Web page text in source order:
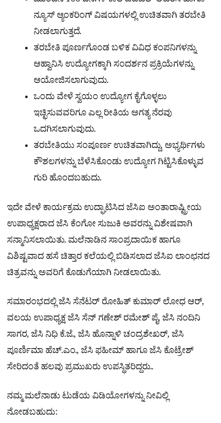
ನ್ಯೂಸ್ ಆ್ಯಂಕರಿಂಗ್ ವಿಷಯಗಳಲ್ಲಿ ಉಚಿತವಾಗಿ ತರಬೇತಿ
ನೀಡಲಾಗುತ್ತದೆ.
ತರಬೇತಿ ಪೂರ್ಣಗೊಂಡ ಬಳಿಕ ವಿವಿಧ ಕಂಪನಿಗಳನ್ನು
ಆಹ್ವಾನಿಸಿ ಉದ್ಯೋಗಕ್ಕಾಗಿ ಸಂದರ್ಶನ ಪ್ರಕ್ರಿಯೆಗಳನ್ನು
ಆಯೋಜಿಸಲಾಗುವುದು.
ಒಂದು ವೇಳೆ ಸ್ವಯಂ ಉದ್ಯೋಗ ಕೈಗೊಳ್ಳಲು
ಇಚ್ಛಿಸುವವರಿಗೂ ಎಲ್ಲ ರೀತಿಯ ಅಗತ್ಯ ನೆರವು
ಒದಗಿಸಲಾಗುವುದು.
ತರಬೇತಿಯು ಸಂಪೂರ್ಣ ಉಚಿತವಾಗಿದ್ದು, ಅಭ್ಯರ್ಥಿಗಳು
ಕೌಶಲಗಳನ್ನು ಬೆಳೆಸಿಕೊಂಡು ಉದ್ಯೋಗ ಗಿಟ್ಟಿಸಿಕೊಳ್ಳುವ
ಗುರಿ ಹೊಂದಬಹುದು.
ಇದೇ ವೇಳೆ ಕಾರ್ಯಕ್ರಮ ಉದ್ಘಾಟಿಸಿದ ಜೆಸಿಐ ಅಂತಾರಾಷ್ಟ್ರೀಯ
ಉಪಾಧ್ಯಕ್ಷರಾದ ಜೆಸಿ ಕೆಂಗೋ ಸುಜುಕಿ ಅವರನ್ನು ವಿಶೇಷವಾಗಿ
ಸನ್ಮಾನಿಸಲಾಯಿತು. ಮಲೆನಾಡಿನ ಸಾಂಪ್ರದಾಯಿಕ ಹಾಗೂ
ವಿಶಿಷ್ಟವಾದ ಹಸೆ ಚಿತ್ತಾರ ಕಲೆಯಲ್ಲಿ ಬಿಡಿಸಲಾದ ಜೆಸಿಐ ಲಾಂಛನದ
ಚಿತ್ರವನ್ನು ಅವರಿಗೆ ಕೊಡುಗೆಯಾಗಿ ನೀಡಲಾಯಿತು.
ಸಮಾರಂಭದಲ್ಲಿ ಜೆಸಿ ಸೆನೆಟರ್ ರೋಹಿತ್ ಕುಮಾರ್ ಲೋಧ ಆರ್,
ವಲಯ ಉಪಾಧ್ಯಕ್ಷ ಜೆಸಿ ಸೆನ್ ಗಣೇಶ್ ರಮೇಶ್ ಪೈ, ಜೆಸಿ ನಂದಿನಿ
ಸಾಗರ, ಜೆಸಿ ನಿಧಿ ಕೆ.ಜೆ., ಜೆಸಿ ಹೊನ್ನಾಳಿ ಚಂದ್ರಶೇಖರ್, ಜೆಸಿ
ಪೂರ್ಣಿಮಾ ಹೆಚ್.ಎಂ., ಜೆಸಿ ಫಹೀಮ್ ಹಾಗೂ ಜೆಸಿ ಕೊಟ್ರೇಶ್
ಸೇರಿದಂತೆ ಹಲವು ಪ್ರಮುಖರು ಉಪಸ್ಥಿತರಿದ್ದರು..
ನಮ್ಮ ಮಲೆನಾಡು ಟುಡೆಯ ವಿಡಿಯೋಗಳನ್ನು ನೀವಿಲ್ಲಿ
ನೋಡಬಹುದು: